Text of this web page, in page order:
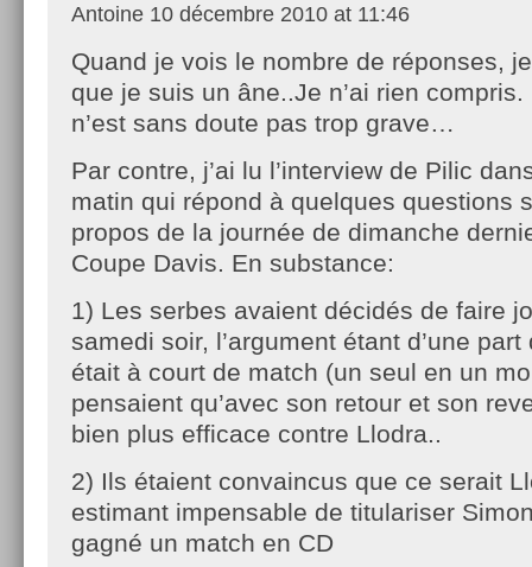
Antoine 10 décembre 2010 at 11:46
Quand je vois le nombre de réponses,
que je suis un âne..Je n’ai rien compris.
n’est sans doute pas trop grave…
Par contre, j’ai lu l’interview de Pilic
matin qui répond à quelques questions
propos de la journée de dimanche
Coupe Davis. En substance:
1) Les serbes avaient décidés de faire
samedi soir, l’argument étant d’une
était à court de match (un seul en un
pensaient qu’avec son retour et son
bien plus efficace contre Llodra..
2) Ils étaient convaincus que ce serait
estimant impensable de titulariser
gagné un match en CD